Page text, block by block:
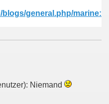
general.php/marine:
Niemand